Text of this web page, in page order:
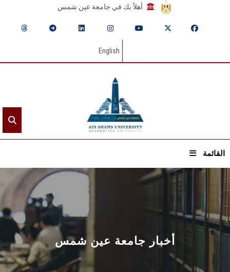
أهلاً بك في جامعة عين شمس
English
القائمة
الرئيسيـة
عن الجامعة
القطاعـات
الشئون الأكاديمية
أخبار جامعة عين شمس